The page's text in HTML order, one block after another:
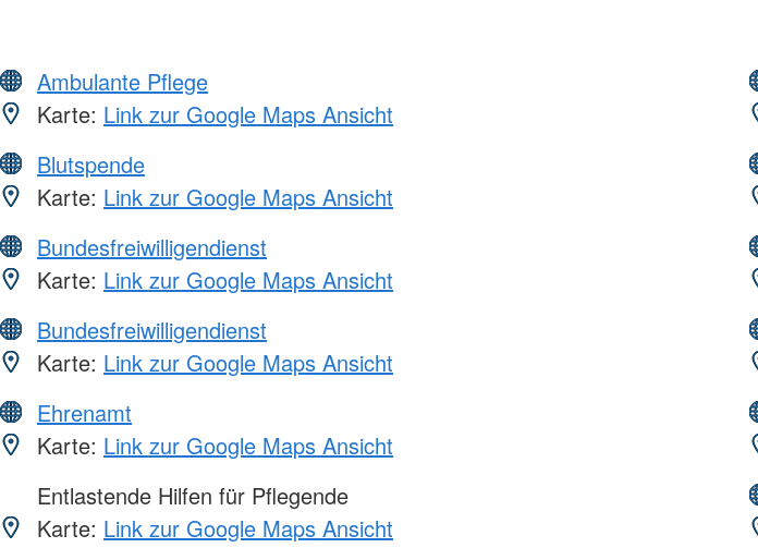
Ambulante Pflege
Karte: Link zur Google Maps Ansicht
Blutspende
Karte: Link zur Google Maps Ansicht
Bundesfreiwilligendienst
Karte: Link zur Google Maps Ansicht
Bundesfreiwilligendienst
Karte: Link zur Google Maps Ansicht
Ehrenamt
Karte: Link zur Google Maps Ansicht
Entlastende Hilfen für Pflegende
Karte: Link zur Google Maps Ansicht